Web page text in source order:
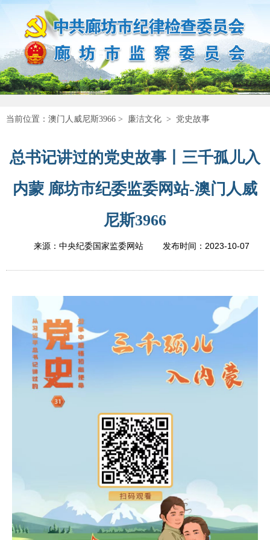
当前位置： 澳门人威尼斯3966 > 廉洁文化 > 党史故事
总书记讲过的党史故事丨三千孤儿入
内蒙 廊坊市纪委监委网站-澳门人威
尼斯3966
来源：中央纪委国家监委网站 发布时间： 2023-10-07